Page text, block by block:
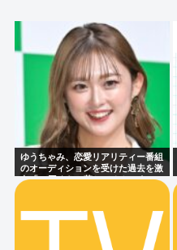
【衝撃】ワンピースア
しまう…
ももち、かつて中居く
た
美輪明宏さんの戒名、
になる
Powered by livedoor 相互
ゆうちゃみ、恋愛リアリティー番組
のオーディションを受けた過去を激
白「10回くらい落ちてるんです」